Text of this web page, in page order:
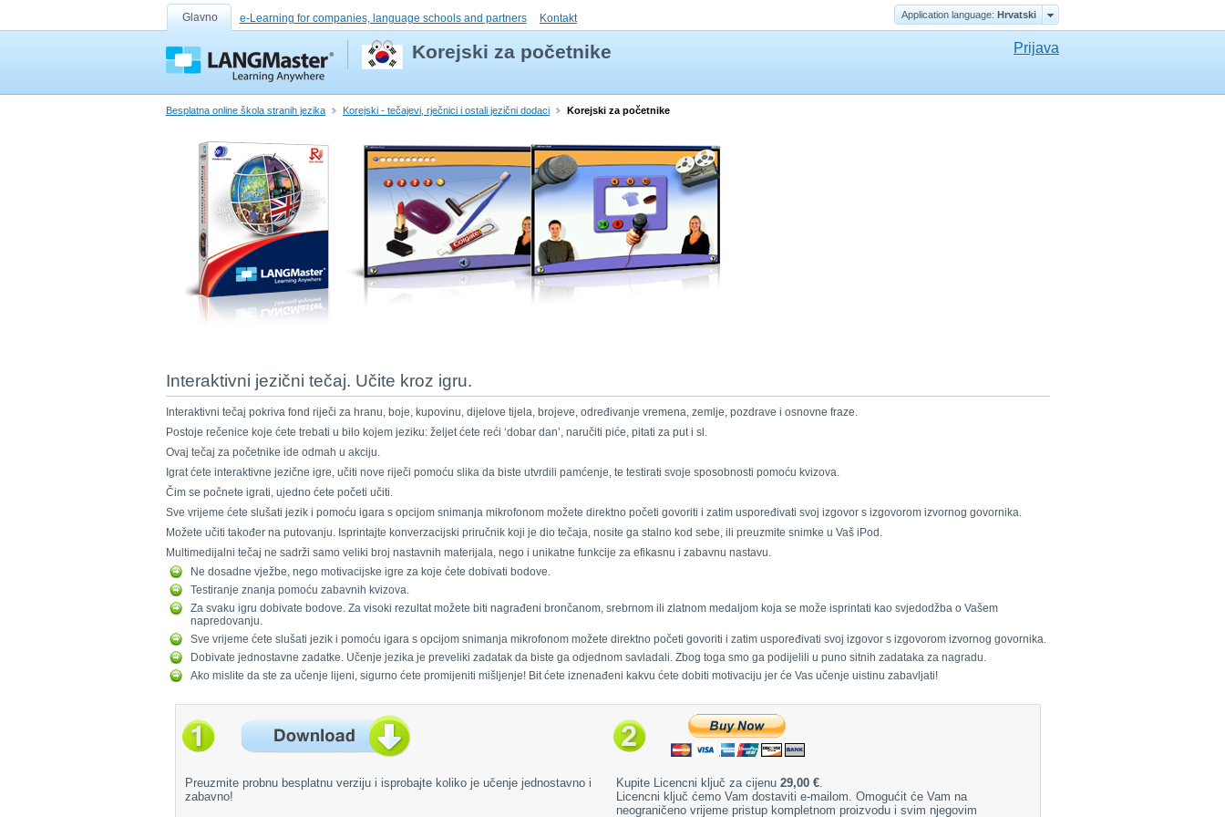
Glavno e-Learning for companies, language schools and partners Kontakt Application language: Hrvatski
Korejski za početnike Prijava
Besplatna online škola stranih jezika Korejski - tečajevi, rječnici i ostali jezični dodaci Korejski za početnike
Interaktivni jezični tečaj. Učite kroz igru.
Interaktivni tečaj pokriva fond riječi za hranu, boje, kupovinu, dijelove tijela, brojeve, određivanje vremena, zemlje, pozdrave i osnovne fraze.
Postoje rečenice koje ćete trebati u bilo kojem jeziku: željet ćete reći ‘dobar dan’, naručiti piće, pitati za put i sl.
Ovaj tečaj za početnike ide odmah u akciju.
Igrat ćete interaktivne jezične igre, učiti nove riječi pomoću slika da biste utvrdili pamćenje, te testirati svoje sposobnosti pomoću kvizova.
Čim se počnete igrati, ujedno ćete početi učiti.
Sve vrijeme ćete slušati jezik i pomoću igara s opcijom snimanja mikrofonom možete direktno početi govoriti i zatim uspoređivati svoj izgovor s izgovorom izvornog govornika.
Možete učiti također na putovanju. Isprintajte konverzacijski priručnik koji je dio tečaja, nosite ga stalno kod sebe, ili preuzmite snimke u Vaš iPod.
Multimedijalni tečaj ne sadrži samo veliki broj nastavnih materijala, nego i unikatne funkcije za efikasnu i zabavnu nastavu.
Ne dosadne vježbe, nego motivacijske igre za koje ćete dobivati bodove.
Testiranje znanja pomoću zabavnih kvizova.
Za svaku igru dobivate bodove. Za visoki rezultat možete biti nagrađeni brončanom, srebrnom ili zlatnom medaljom koja se može isprintati kao svjedodžba o Vašem
napredovanju.
Sve vrijeme ćete slušati jezik i pomoću igara s opcijom snimanja mikrofonom možete direktno početi govoriti i zatim uspoređivati svoj izgovor s izgovorom izvornog govornika.
Dobivate jednostavne zadatke. Učenje jezika je preveliki zadatak da biste ga odjednom savladali. Zbog toga smo ga podijelili u puno sitnih zadataka za nagradu.
Ako mislite da ste za učenje lijeni, sigurno ćete promijeniti mišljenje! Bit ćete iznenađeni kakvu ćete dobiti motivaciju jer će Vas učenje uistinu zabavljati!
Preuzmite probnu besplatnu verziju i isprobajte koliko je učenje jednostavno i
zabavno!
Kupite Licencni ključ za cijenu 29,00 €
Licencni ključ ćemo Vam dostaviti e-mailom. Omogućit će Vam na
neograničeno vrijeme pristup kompletnom proizvodu i svim njegovim